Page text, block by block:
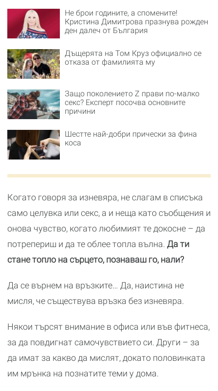
Не брои годините, а спомените!
Кристина Димитрова празнува рожден
ден далеч от България
Дъщерята на Том Круз официално се
отказа от фамилията му
Защо поколението Z прави по-малко
секс? Експерт посочва основните
причини
Шестте най-добри прически за фина
коса
Когато говоря за изневяра, не слагам в списъка
само целувка или секс, а и неща като съобщения и
онова чувство, когато любимият те докосне – да
потрепериш и да те облее топла вълна. Да ти
стане топло на сърцето, познаваш го, нали?
Да се върнем на връзките… Да, наистина не
мисля, че съществува връзка без изневяра.
Някои търсят внимание в офиса или във фитнеса,
за да повдигнат самочувствието си. Други – за
да имат за какво да мислят, докато половинката
им мрънка на познатите теми у дома.